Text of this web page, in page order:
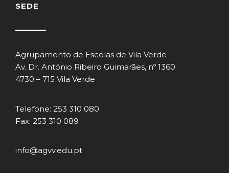
SEDE
Agrupamento de Escolas de Vila Verde
Av. Dr. António Ribeiro Guimarães, nº 1360
4730 – 715 Vila Verde
Telefone: 253 310 080
Fax: 253 310 089
info@agvv.edu.pt